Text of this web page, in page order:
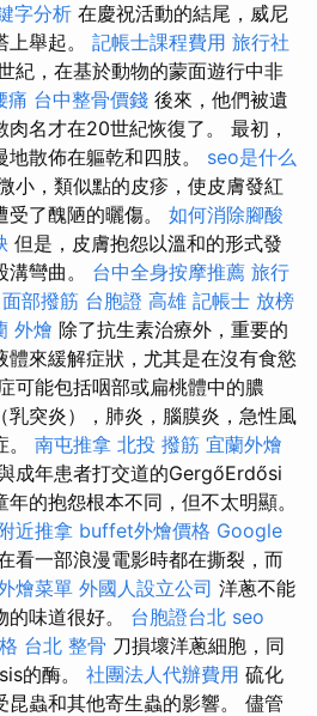
字分析 在慶祝活動的結尾，威尼
舉起。 記帳士課程費用 旅行社
紀，在基於動物的蒙面遊行中非
痛 台中整骨價錢 後來，他們被遺
名才在20世紀恢復了。 最初，
散佈在軀乾和四肢。 seo是什么
小，類似點的皮疹，使皮膚發紅
了醜陋的曬傷。 如何消除腳酸
但是，皮膚抱怨以溫和的形式發
彎曲。 台中全身按摩推薦 旅行
面部撥筋 台胞證 高雄 記帳士 放榜
外燴 除了抗生素治療外，重要的
體來緩解症狀，尤其是在沒有食慾
可能包括咽部或扁桃體中的膿
乳突炎），肺炎，腦膜炎，急性風
。 南屯推拿 北投 撥筋 宜蘭外燴
成年患者打交道的GergőErdősi
的抱怨根本不同，但不太明顯。
近推拿 buffet外燴價格 Google
看一部浪漫電影時都在撕裂，而
燴菜單 外國人設立公司 洋蔥不能
味道很好。 台胞證台北 seo
台北 整骨 刀損壞洋蔥細胞，同
的酶。 社團法人代辦費用 硫化
昆蟲和其他寄生蟲的影響。 儘管